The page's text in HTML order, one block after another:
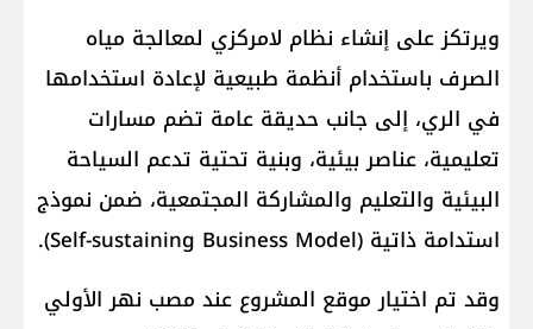
ويرتكز على إنشاء نظام لامركزي لمعالجة مياه
الصرف باستخدام أنظمة طبيعية لإعادة استخدامها
في الري، إلى جانب حديقة عامة تضم مسارات
تعليمية، عناصر بيئية، وبنية تحتية تدعم السياحة
البيئية والتعليم والمشاركة المجتمعية، ضمن نموذج
استدامة ذاتية (Self-sustaining Business Model).
وقد تم اختيار موقع المشروع عند مصب نهر الأولي